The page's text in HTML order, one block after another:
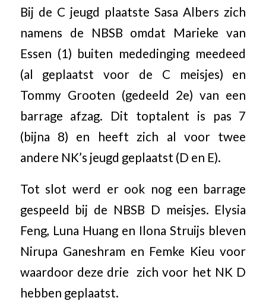
Bij de C jeugd plaatste Sasa Albers zich
namens de NBSB omdat Marieke van
Essen (1) buiten mededinging meedeed
(al geplaatst voor de C meisjes) en
Tommy Grooten (gedeeld 2e) van een
barrage afzag. Dit toptalent is pas 7
(bijna 8) en heeft zich al voor twee
andere NK’s jeugd geplaatst (D en E).
Tot slot werd er ook nog een barrage
gespeeld bij de NBSB D meisjes. Elysia
Feng, Luna Huang en Ilona Struijs bleven
Nirupa Ganeshram en Femke Kieu voor
waardoor deze drie zich voor het NK D
hebben geplaatst.